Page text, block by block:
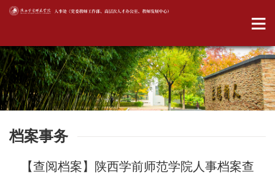
档案事务
【查阅档案】陕西学前师范学院人事档案查